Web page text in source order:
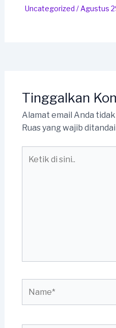
Uncategorized / Agustus
Tinggalkan
Alamat email Anda
Ruas yang wajib ditandai